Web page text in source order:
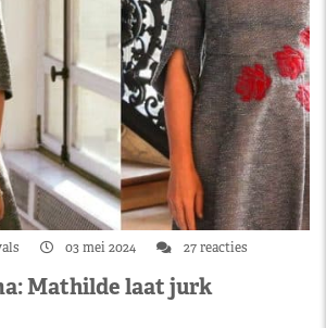
03 mei 2024 27 reacties
Mathilde laat jurk